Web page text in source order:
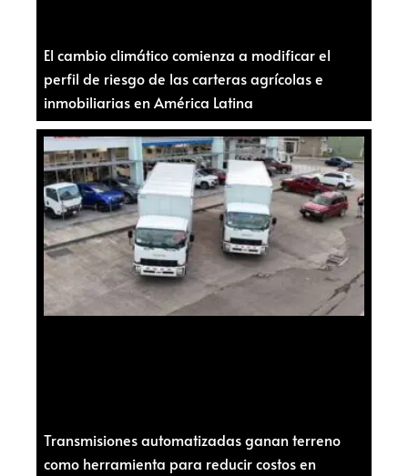
El cambio climático comienza a modificar el
perfil de riesgo de las carteras agrícolas e
inmobiliarias en América Latina
Transmisiones automatizadas ganan terreno
como herramienta para reducir costos en